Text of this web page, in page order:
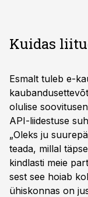
Kuidas
Esmalt tuleb e-
olulise
API-liidestuse
„Oleks ju
teada, millal
kindlasti meie
sest see hoiab
ühiskonnas on